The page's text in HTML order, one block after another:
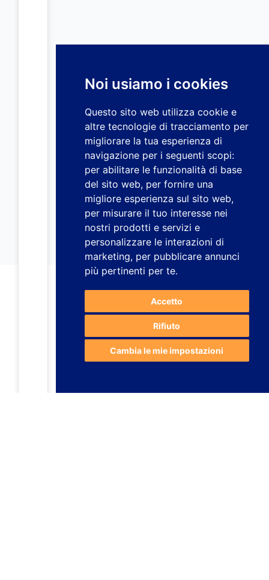
Noi usiamo i cookies
Questo sito web utilizza cookie e
altre tecnologie di tracciamento per
migliorare la tua esperienza di
navigazione per i seguenti scopi:
per abilitare le funzionalità di base
del sito web, per fornire una
migliore esperienza sul sito web,
per misurare il tuo interesse nei
nostri prodotti e servizi e
personalizzare le interazioni di
marketing, per pubblicare annunci
più pertinenti per te.
Accetto
Rifiuto
Cambia le mie impostazioni